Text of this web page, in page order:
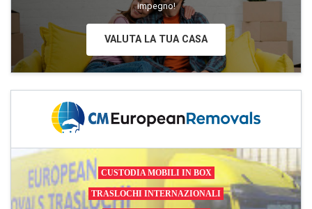
impegno!
VALUTA LA TUA CASA
CUSTODIA MOBILI IN BOX
TRASLOCHI INTERNAZIONALI